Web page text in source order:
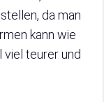
da man
kann wie
teurer und